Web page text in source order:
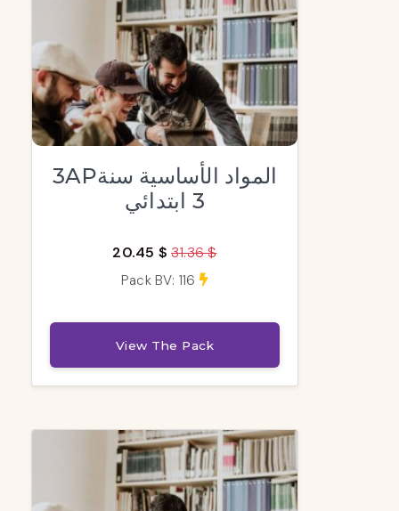
3APالمواد الأساسية سنة
3 ابتدائي
20.45 $ 31.36 $
Pack BV: 116
View The Pack